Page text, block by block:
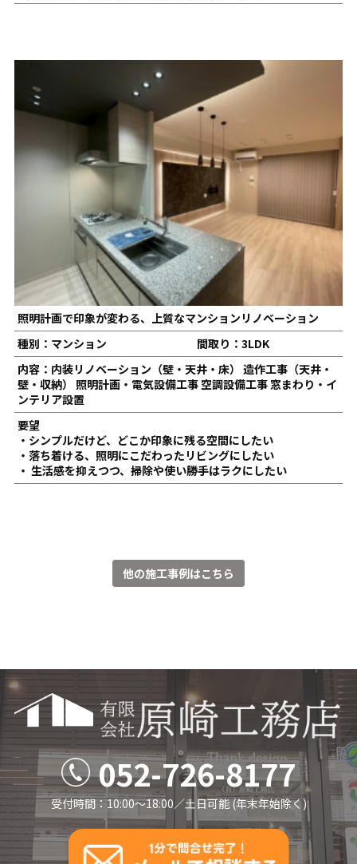
照明計画で印象が変わる、上質なマンションリノベーション
種別：マンション
間取り：3LDK
内容：内装リノベーション（壁・天井・床） 造作工事（天井・
壁・収納） 照明計画・電気設備工事 空調設備工事 窓まわり・イ
ンテリア設置
要望
・シンプルだけど、どこか印象に残る空間にしたい
・落ち着ける、照明にこだわったリビングにしたい
・ 生活感を抑えつつ、掃除や使い勝手はラクにしたい
他の施工事例はこちら
052-726-8177
受付時間：10:00～18:00／⼟⽇可能 (年末年始除く)